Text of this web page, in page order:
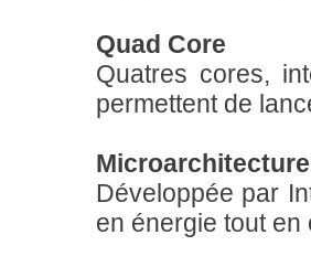
Quad Core
Quatres cores,
permettent de
Développée par
en énergie tout